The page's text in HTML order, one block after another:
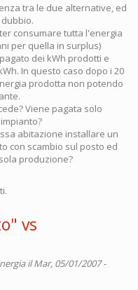
tra le due alternative, ed
consumare tutta l'energia
per quella in surplus)
dei kWh prodotti e
In questo caso dopo i 20
prodotta non potendo
Viene pagata solo
abitazione installare un
con scambio sul posto ed
produzione?
vs
il Mar, 05/01/2007 -